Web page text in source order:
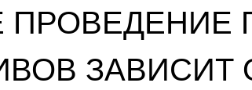
ЗАВИСИТ